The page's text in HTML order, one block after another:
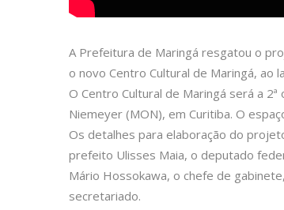
A Prefeitura de Maringá resgatou o
o novo Centro Cultural de Maringá, ao
O Centro Cultural de Maringá será a
Niemeyer (MON), em Curitiba. O
Os detalhes para elaboração do
prefeito Ulisses Maia, o deputado
Mário Hossokawa, o chefe de
secretariado.